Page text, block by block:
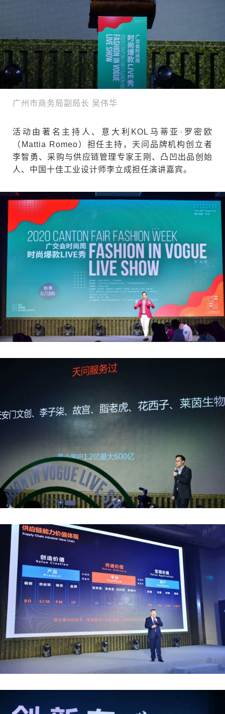
广州市商务局副局长 吴伟华
活动由著名主持人、意大利KOL马蒂亚·罗密欧
（Mattia Romeo）担任主持，天问品牌机构创立者
李智勇、采购与供应链管理专家王刚、凸凹出品创始
人、中国十佳工业设计师李立成担任演讲嘉宾。